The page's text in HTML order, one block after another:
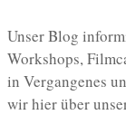
Unser Blog
Workshops,
in Vergangenes
wir hier über